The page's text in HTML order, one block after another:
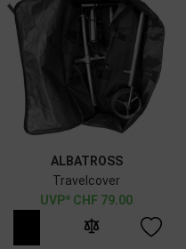
ALBATROSS
Travelcover
CHF 79.00